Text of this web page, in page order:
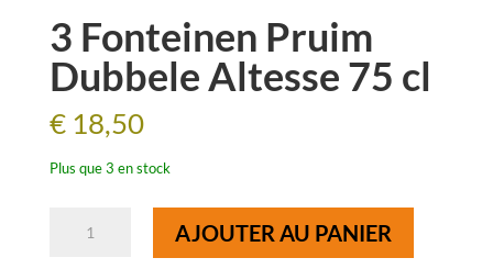
3 Fonteinen Pruim
Dubbele Altesse 75 cl
€18,50
Plus que 3 en stock
AJOUTER AU PANIER